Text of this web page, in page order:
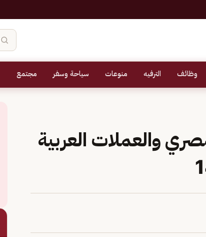
وظائف الترفيه منوعات سياحة وسفر مجتمع
والعملات العربية